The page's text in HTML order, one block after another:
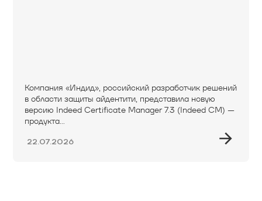
Компания «Индид», российский разработчик решений
в области защиты айдентити, представила новую
версию Indeed Certificate Manager 7.3 (Indeed CM) —
продукта...
22.07.2026